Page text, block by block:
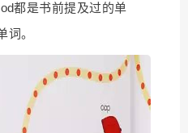
都是书前提及过的单
词。